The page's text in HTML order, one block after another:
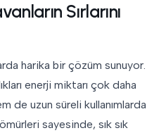
Sırlarını
harika bir çözüm sunuyor.
enerji miktarı çok daha
de uzun süreli kullanımlarda
sayesinde, sık sık